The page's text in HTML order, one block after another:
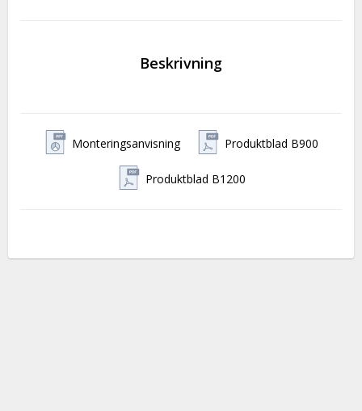
Beskrivning
Monteringsanvisning Produktblad B900
Produktblad B1200